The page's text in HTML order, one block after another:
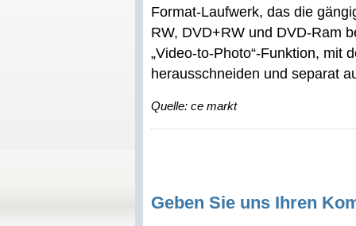
Format-Laufwerk, das die
RW, DVD+RW und DVD-Ram
„Video-to-Photo“-Funktion, mit
herausschneiden und separat
Quelle: ce markt
Geben Sie uns Ihren